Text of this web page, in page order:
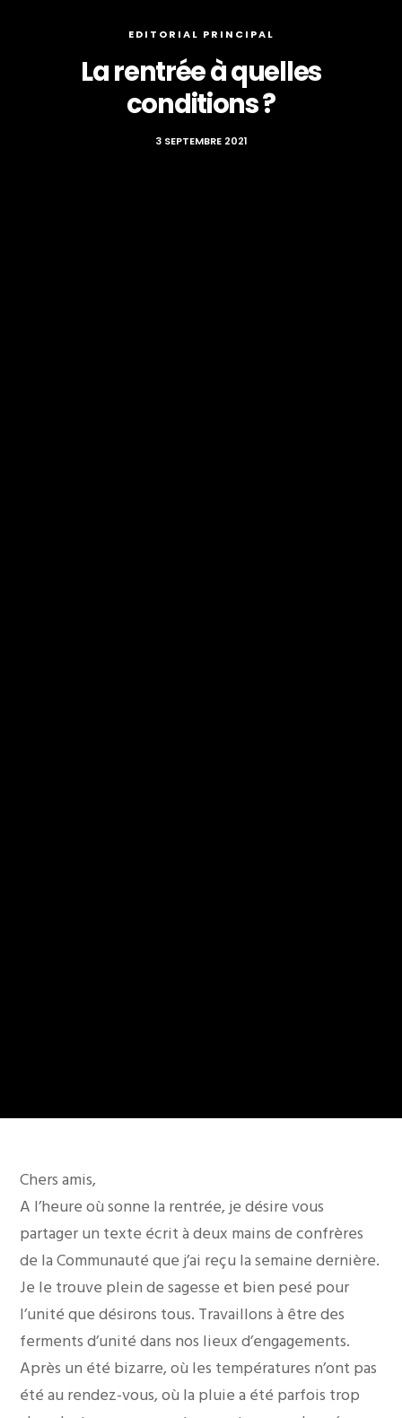
EDITORIAL PRINCIPAL
La rentrée à quelles
conditions ?
3 SEPTEMBRE 2021
Chers amis,
A l’heure où sonne la rentrée, je désire vous
partager un texte écrit à deux mains de confrères
de la Communauté que j’ai reçu la semaine dernière.
Je le trouve plein de sagesse et bien pesé pour
l’unité que désirons tous. Travaillons à être des
ferments d’unité dans nos lieux d’engagements.
Après un été bizarre, où les températures n’ont pas
été au rendez-vous, où la pluie a été parfois trop